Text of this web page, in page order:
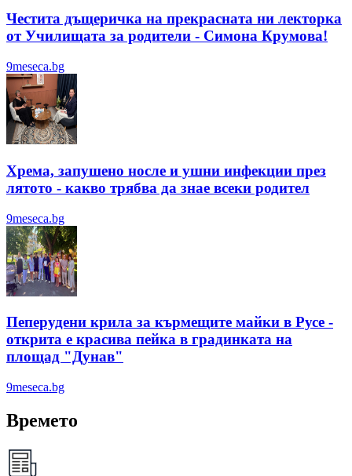
Честита дъщеричка на прекрасната ни лекторка
от Училищата за родители - Симона Крумова!
9meseca.bg
Хрема, запушено носле и ушни инфекции през
лятотo - какво трябва да знае всеки родител
9meseca.bg
Пеперудени крила за кърмещите майки в Русе -
открита е красива пейка в градинката на
площад "Дунав"
9meseca.bg
Времето